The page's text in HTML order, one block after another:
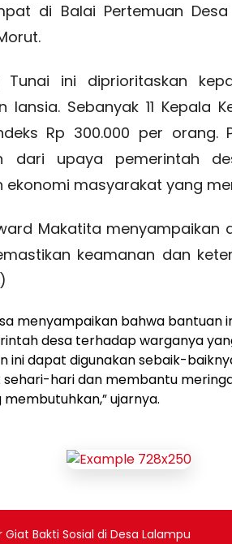
di Balai Pertemuan
Tunai ini diprioritaskan
Sebanyak 11 Kepala
Rp 300.000 per orang.
dari upaya pemerintah
ekonomi masyarakat yang
Makatita menyampaikan
keamanan dan
menyampaikan bahwa bantuan
desa terhadap warganya
ini dapat digunakan sebaik-
hari dan membantu
ujarnya.
Giat Bakti Sosial di Desa Lalampu